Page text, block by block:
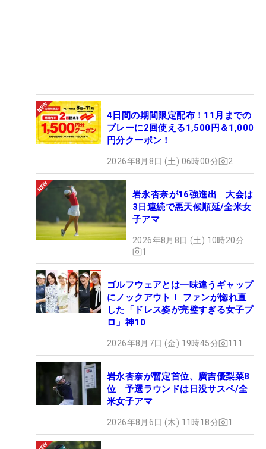
4日間の期間限定配布！11月までの
プレーに2回使える1,500円＆1,000
円分クーポン！
2026年8月8日 (土) 06時00分 2
岩永杏奈が16強進出 大会は
3日連続で悪天候順延/全米女
子アマ
2026年8月8日 (土) 10時20分
1
ゴルフウェアとは一味違うギャップ
にノックアウト！ ファンが惚れ直
した「ドレス姿が完璧すぎる女子プ
ロ」神10
2026年8月7日 (金) 19時45分 111
岩永杏奈が暫定首位、廣吉優梨菜8
位 予選ラウンドは日没サスペ/全
米女子アマ
2026年8月6日 (木) 11時18分 1